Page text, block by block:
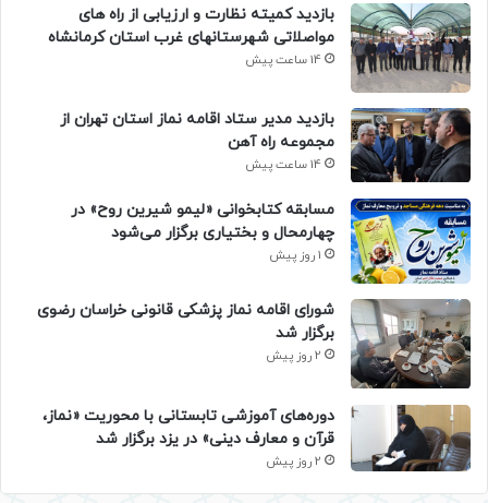
بازدید کمیته نظارت و ارزیابی از راه های
مواصلاتی شهرستانهای غرب استان کرمانشاه
14 ساعت پیش
بازدید مدیر ستاد اقامه نماز استان تهران از
مجموعه راه آهن
14 ساعت پیش
مسابقه کتابخوانی «لیمو شیرین روح» در
چهارمحال و بختیاری برگزار می‌شود
1 روز پیش
شورای اقامه نماز پزشکی قانونی خراسان رضوی
برگزار شد
2 روز پیش
دوره‌های آموزشی تابستانی با محوریت «نماز،
قرآن و معارف دینی» در یزد برگزار شد
2 روز پیش